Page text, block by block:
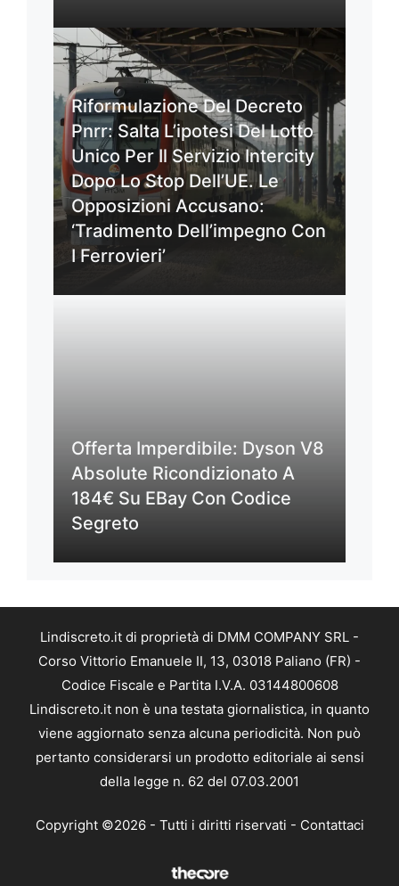
Riformulazione Del Decreto
Pnrr: Salta L’ipotesi Del Lotto
Unico Per Il Servizio Intercity
Dopo Lo Stop Dell’UE. Le
Opposizioni Accusano:
‘Tradimento Dell’impegno Con
I Ferrovieri’
Offerta Imperdibile: Dyson V8
Absolute Ricondizionato A
184€ Su EBay Con Codice
Segreto
Lindiscreto.it di proprietà di DMM COMPANY SRL -
Corso Vittorio Emanuele II, 13, 03018 Paliano (FR) -
Codice Fiscale e Partita I.V.A. 03144800608
Lindiscreto.it non è una testata giornalistica, in quanto
viene aggiornato senza alcuna periodicità. Non può
pertanto considerarsi un prodotto editoriale ai sensi
della legge n. 62 del 07.03.2001
Copyright ©2026 - Tutti i diritti riservati - Contattaci